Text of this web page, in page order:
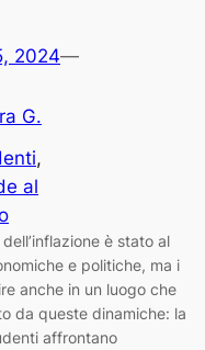
2024—
G.
al
è stato al
e politiche, ma i
anche in un luogo che
da queste dinamiche: la
affrontano